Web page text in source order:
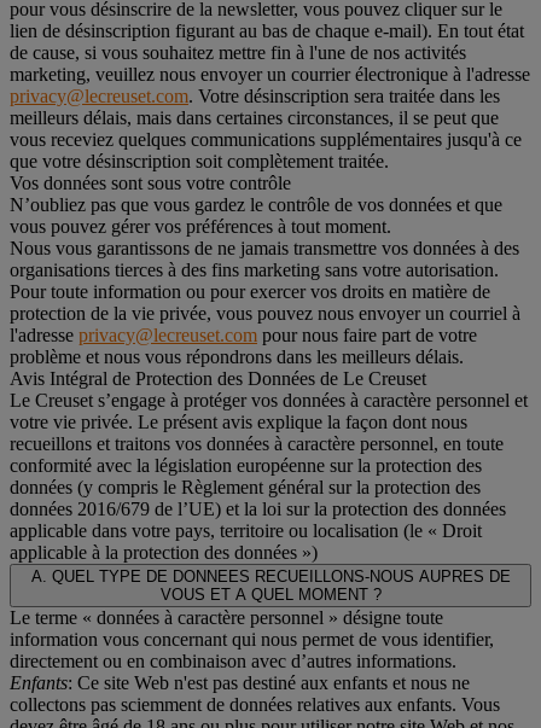
pour vous désinscrire de la newsletter, vous pouvez cliquer sur le
lien de désinscription figurant au bas de chaque e-mail). En tout état
de cause, si vous souhaitez mettre fin à l'une de nos activités
marketing, veuillez nous envoyer un courrier électronique à l'adresse
privacy@lecreuset.com. Votre désinscription sera traitée dans les
meilleurs délais, mais dans certaines circonstances, il se peut que
vous receviez quelques communications supplémentaires jusqu'à ce
que votre désinscription soit complètement traitée.
Vos données sont sous votre contrôle
N’oubliez pas que vous gardez le contrôle de vos données et que
vous pouvez gérer vos préférences à tout moment.
Nous vous garantissons de ne jamais transmettre vos données à des
organisations tierces à des fins marketing sans votre autorisation.
Pour toute information ou pour exercer vos droits en matière de
protection de la vie privée, vous pouvez nous envoyer un courriel à
l'adresse privacy@lecreuset.com pour nous faire part de votre
problème et nous vous répondrons dans les meilleurs délais.
Avis Intégral de Protection des Données de Le Creuset
Le Creuset s’engage à protéger vos données à caractère personnel et
votre vie privée. Le présent avis explique la façon dont nous
recueillons et traitons vos données à caractère personnel, en toute
conformité avec la législation européenne sur la protection des
données (y compris le Règlement général sur la protection des
données 2016/679 de l’UE) et la loi sur la protection des données
applicable dans votre pays, territoire ou localisation (le « Droit
applicable à la protection des données »)
A. QUEL TYPE DE DONNEES RECUEILLONS-NOUS AUPRES DE
VOUS ET A QUEL MOMENT ?
Le terme « données à caractère personnel » désigne toute
information vous concernant qui nous permet de vous identifier,
directement ou en combinaison avec d’autres informations.
Enfants: Ce site Web n'est pas destiné aux enfants et nous ne
collectons pas sciemment de données relatives aux enfants. Vous